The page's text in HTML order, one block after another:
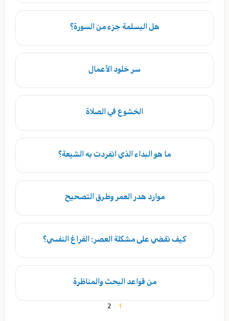
هل البسلمة جزء من السورة؟
سر خلود الأعمال
الخشوع في الصلاة
ما هو البداء الذي انفردت به الشيعة؟
موارد هدر العمر وطرق التصحيح
كيف نقضي على مشكلة العصر: الفراغ النفسي؟
من قواعد البحث والمناظرة
1
2